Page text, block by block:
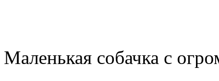
Маленькая собачка с